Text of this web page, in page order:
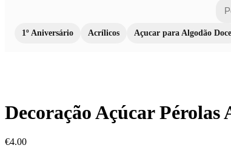
1º Aniversário Acrílicos Açucar para Algodão Doce
Decoração Açúcar Pérolas
€4.00